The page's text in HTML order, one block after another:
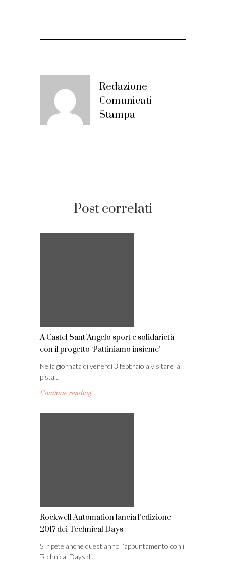
Redazione
Comunicati
Stampa
Post correlati
A Castel Sant’Angelo sport e solidarietà
con il progetto ‘Pattiniamo insieme’
Nella giornata di venerdì 3 febbraio a visitare la
pista…
Continue reading...
Rockwell Automation lancia l’edizione
2017 dei Technical Days
Si ripete anche quest’anno l’appuntamento con i
Technical Days di…